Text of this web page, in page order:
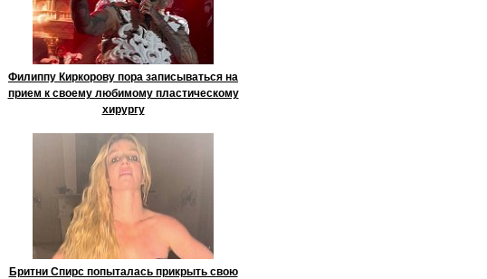
Филиппу Киркорову пора записываться на
прием к своему любимому пластическому
хирургу
Бритни Спирс попыталась прикрыть свою